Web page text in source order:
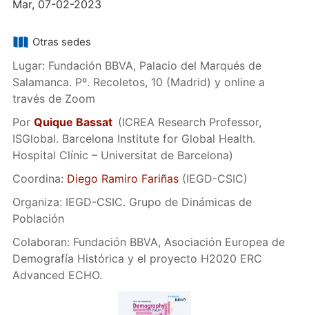
Mar, 07-02-2023
Otras sedes
Lugar: Fundación BBVA, Palacio del Marqués de
Salamanca. Pº. Recoletos, 10 (Madrid) y online a
través de Zoom
Por Quique Bassat (ICREA Research Professor,
ISGlobal. Barcelona Institute for Global Health.
Hospital Clínic – Universitat de Barcelona)
Coordina: Diego Ramiro Fariñas(IEGD-CSIC)
Organiza: IEGD-CSIC. Grupo de Dinámicas de
Población
Colaboran: Fundación BBVA, Asociación Europea de
Demografía Histórica y el proyecto H2020 ERC
Advanced ECHO.